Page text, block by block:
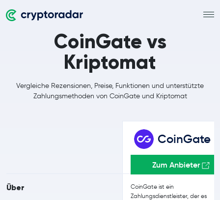
CoinGate vs
Kriptomat
Vergleiche Rezensionen, Preise, Funktionen und unterstützte
Zahlungsmethoden von CoinGate und Kriptomat
Über
CoinGate
Zum Anbieter
CoinGate ist ein
Zahlungsdienstleister, der es